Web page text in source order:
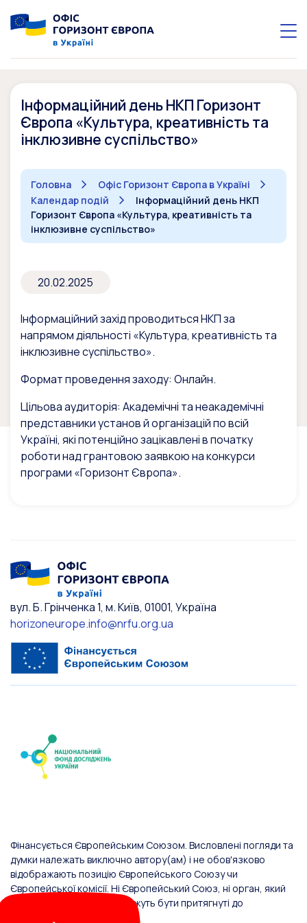
Інформаційний день НКП Горизонт
Європа «Культура, креативність та
інклюзивне суспільство»
Головна
Офіс Горизонт Європа в Україні
Календар подій
Інформаційний день НКП
Горизонт Європа «Культура, креативність та
інклюзивне суспільство»
20.02.2025
Інформаційний захід проводиться НКП за
напрямом діяльності «Культура, креативність та
інклюзивне суспільство».
Формат проведення заходу: Онлайн.
Цільова аудиторія: Академічні та неакадемічні
представники установ й організацій по всій
Україні, які потенційно зацікавлені в початку
роботи над грантовою заявкою на конкурси
програми «Горизонт Європа».
вул. Б. Грінченка 1, м. Київ, 01001, Україна
horizoneurope.info@nrfu.org.ua
Фінансується Європейським Союзом. Висловлені погляди та
думки належать виключно автору(ам) і не обов'язково
відображають позицію Європейського Союзу чи
Європейської комісії. Ні Європейський Союз, ні орган, який
надав фінансування, не можуть бути притягнуті до